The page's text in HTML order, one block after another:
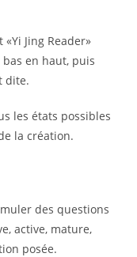
Jing Reader»
en haut, puis
dite.
les états possibles
la création.
des questions
active, mature,
posée.